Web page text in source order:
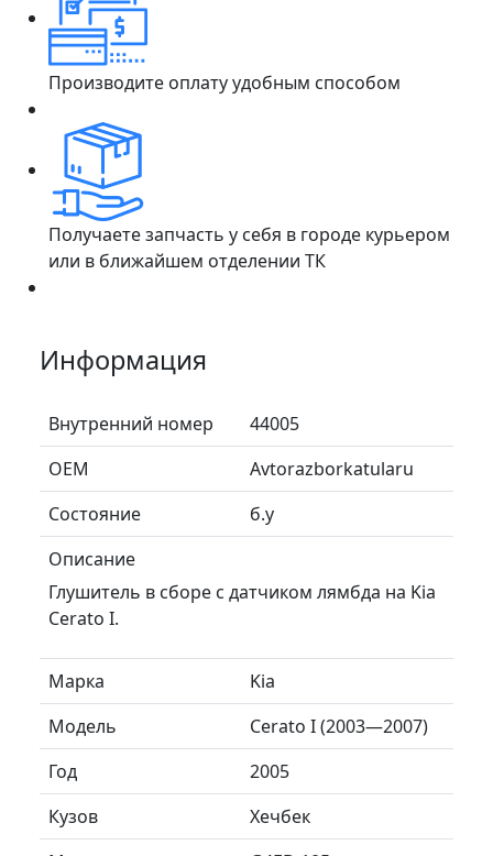
Производите оплату удобным способом
Получаете запчасть у себя в городе курьером
или в ближайшем отделении ТК
Информация
Внутренний номер
44005
ОЕМ
Avtorazborkatularu
Состояние
б.у
Описание
Глушитель в сборе с датчиком лямбда на Kia
Cerato I.
Марка
Kia
Модель
Cerato I (2003—2007)
Год
2005
Кузов
Хечбек